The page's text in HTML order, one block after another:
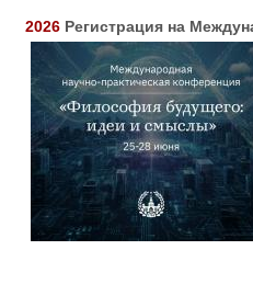
2026 Регистрация на